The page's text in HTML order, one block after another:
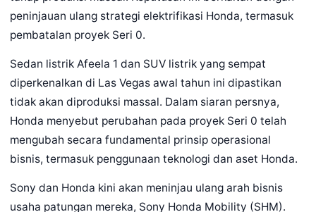
peninjauan ulang strategi elektrifikasi Honda, termasuk
pembatalan proyek Seri 0.
Sedan listrik Afeela 1 dan SUV listrik yang sempat
diperkenalkan di Las Vegas awal tahun ini dipastikan
tidak akan diproduksi massal. Dalam siaran persnya,
Honda menyebut perubahan pada proyek Seri 0 telah
mengubah secara fundamental prinsip operasional
bisnis, termasuk penggunaan teknologi dan aset Honda.
Sony dan Honda kini akan meninjau ulang arah bisnis
usaha patungan mereka, Sony Honda Mobility (SHM).